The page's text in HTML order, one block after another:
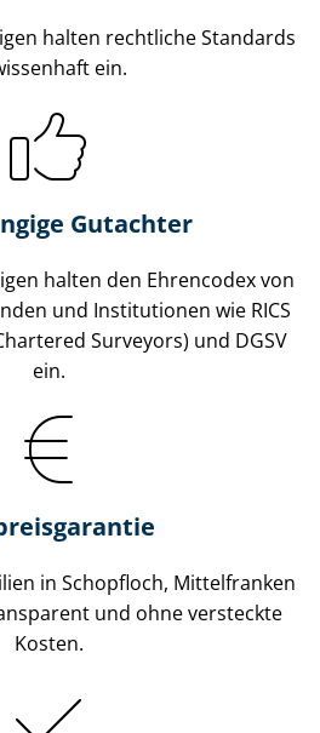
halten rechtliche Standards
ein.
Gutachter
halten den Ehrencodex von
und Institutionen wie RICS
Surveyors) und DGSV
ein.
in Schopfloch, Mittelfranken
und ohne versteckte
Kosten.